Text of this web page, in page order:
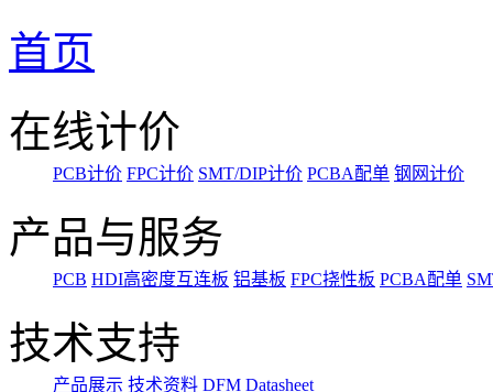
首页
在线计价
PCB计价 FPC计价 SMT/DIP计价 PCBA配单 钢网计价
产品与服务
PCB HDI高密度互连板 铝基板 FPC挠性板 PCBA配单
技术支持
产品展示 技术资料 DFM Datasheet